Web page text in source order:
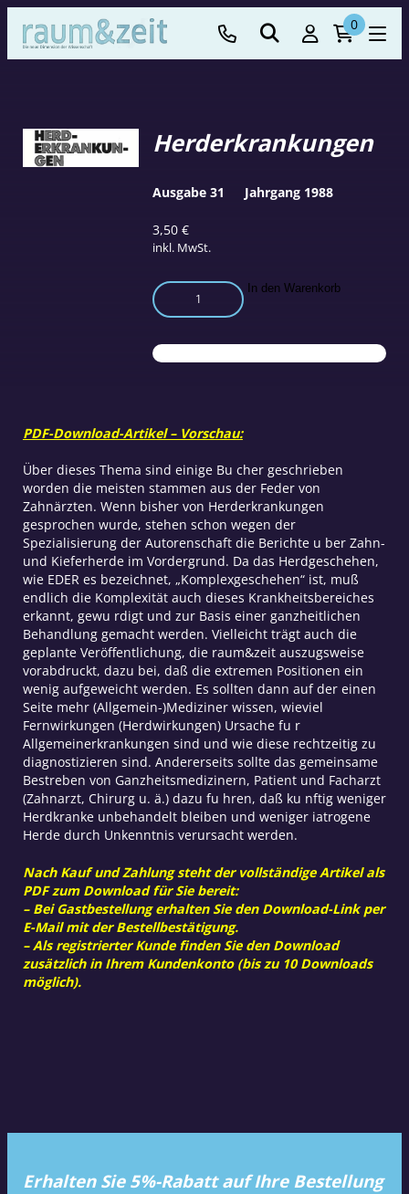
0
Herderkrankungen
3,50€
inkl. MwSt.
Herderkrankungen
Menge
In den Warenkorb
Ausgabe 31 Jahrgang 1988
PDF-Download-Artikel – Vorschau:
Über dieses Thema sind einige Bu cher geschrieben
worden die meisten stammen aus der Feder von
Zahnärzten. Wenn bisher von Herderkrankungen
gesprochen wurde, stehen schon wegen der
Spezialisierung der Autorenschaft die Berichte u ber Zahn-
und Kieferherde im Vordergrund. Da das Herdgeschehen,
wie EDER es bezeichnet, „Komplexgeschehen“ ist, muß
endlich die Komplexität auch dieses Krankheitsbereiches
erkannt, gewu rdigt und zur Basis einer ganzheitlichen
Behandlung gemacht werden. Vielleicht trägt auch die
geplante Veröffentlichung, die raum&zeit auszugsweise
vorabdruckt, dazu bei, daß die extremen Positionen ein
wenig aufgeweicht werden. Es sollten dann auf der einen
Seite mehr (Allgemein-)Mediziner wissen, wieviel
Fernwirkungen (Herdwirkungen) Ursache fu r
Allgemeinerkrankungen sind und wie diese rechtzeitig zu
diagnostizieren sind. Andererseits sollte das gemeinsame
Bestreben von Ganzheitsmedizinern, Patient und Facharzt
(Zahnarzt, Chirurg u. ä.) dazu fu hren, daß ku nftig weniger
Herdkranke unbehandelt bleiben und weniger iatrogene
Herde durch Unkenntnis verursacht werden.
Nach Kauf und Zahlung steht der vollständige Artikel als
PDF zum Download für Sie bereit:
– Bei Gastbestellung erhalten Sie den Download-Link per
E-Mail mit der Bestellbestätigung.
– Als registrierter Kunde finden Sie den Download
zusätzlich in Ihrem Kundenkonto (bis zu 10 Downloads
möglich).
Erhalten Sie 5%-Rabatt auf Ihre Bestellung